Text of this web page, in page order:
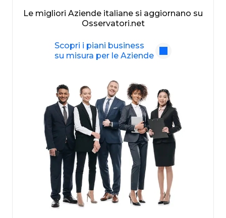
Le migliori Aziende italiane si aggiornano su
Osservatori.net
Scopri i piani business
su misura per le Aziende